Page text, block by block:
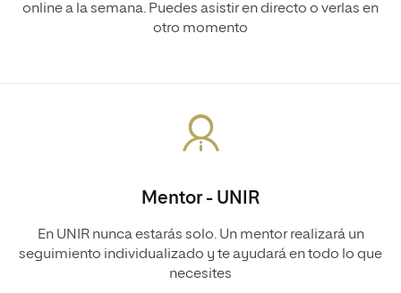
online a la semana. Puedes asistir en directo o verlas en
otro momento
Mentor - UNIR
En UNIR nunca estarás solo. Un mentor realizará un
seguimiento individualizado y te ayudará en todo lo que
necesites